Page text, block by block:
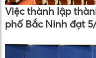
Việc thành lập
phố Bắc Ninh đạt